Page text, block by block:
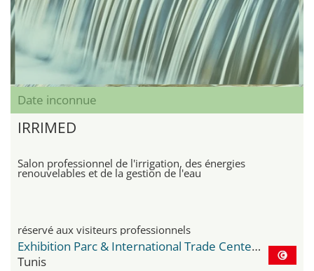
Date inconnue
IRRIMED
Salon professionnel de l'irrigation, des énergies
renouvelables et de la gestion de l'eau
réservé aux visiteurs professionnels
Exhibition Parc & International Trade Center Le Kram
Tunis